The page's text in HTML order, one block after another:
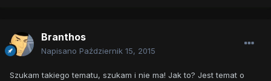
Branthos
Napisano Październik 15, 2015
Szukam takiego tematu, szukam i nie ma! Jak to? Jest temat o